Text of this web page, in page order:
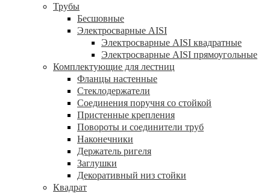
Трубы
Бесшовные
Электросварные AISI
Электросварные AISI квадратные
Электросварные AISI прямоугольные
Комплектующие для лестниц
Фланцы настенные
Стеклодержатели
Соединения поручня со стойкой
Пристенные крепления
Повороты и соединители труб
Наконечники
Держатель ригеля
Заглушки
Декоративный низ стойки
Квадрат